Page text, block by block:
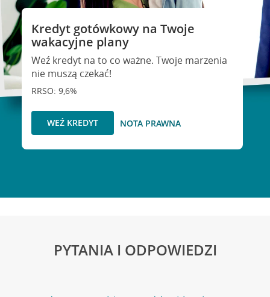
Kredyt gotówkowy na Twoje
wakacyjne plany
Weź kredyt na to co ważne. Twoje marzenia
nie muszą czekać!
RRSO: 9,6%
WEŹ KREDYT NOTA PRAWNA
PYTANIA I ODPOWIEDZI